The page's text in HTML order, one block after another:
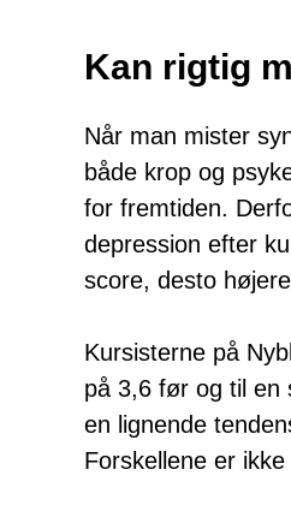
Kan rigtig
Når man mister
både krop og
for fremtiden.
depression efter
score, desto
Kursisterne på
på 3,6 før og til en
en lignende
Forskellene er